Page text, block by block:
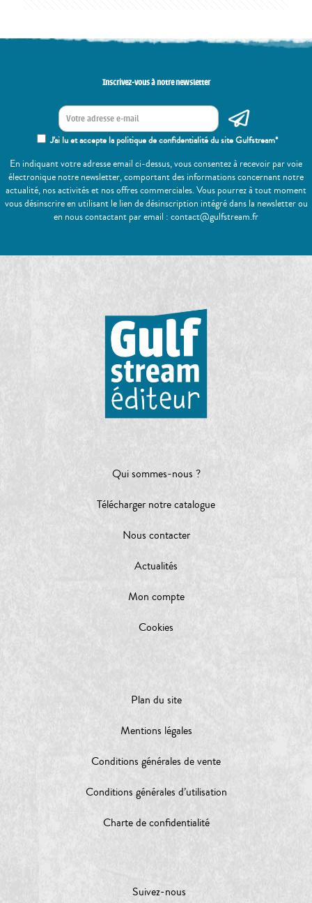
Inscrivez-vous à notre newsletter
J'ai lu et accepte la politique de confidentialité du site Gulfstream*
En indiquant votre adresse email ci-dessus, vous consentez à recevoir par voie
électronique notre newsletter, comportant des informations concernant notre
actualité, nos activités et nos offres commerciales. Vous pourrez à tout moment
vous désinscrire en utilisant le lien de désinscription intégré dans la newsletter ou
en nous contactant par email : contact@gulfstream.fr
Qui sommes-nous ?
Télécharger notre catalogue
Nous contacter
Actualités
Mon compte
Cookies
Plan du site
Mentions légales
Conditions générales de vente
Conditions générales d’utilisation
Charte de confidentialité
Suivez-nous